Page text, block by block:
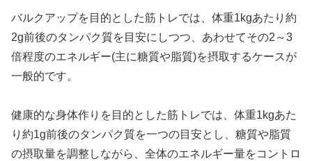
バルクアップを目的とした筋トレでは、体重1kgあたり約
2g前後のタンパク質を目安にしつつ、あわせてその2～3
倍程度のエネルギー(主に糖質や脂質)を摂取するケースが
一般的です。
健康的な身体作りを目的とした筋トレでは、体重1kgあた
り約1g前後のタンパク質を一つの目安とし、糖質や脂質
の摂取量を調整しながら、全体のエネルギー量をコントロ